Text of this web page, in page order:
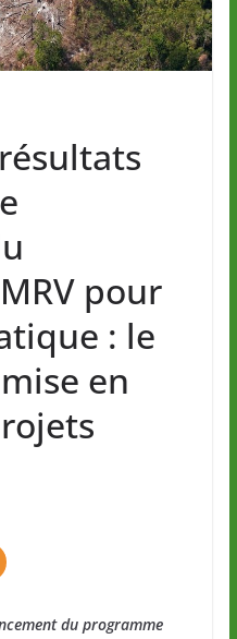
pour
: le
en
du programme